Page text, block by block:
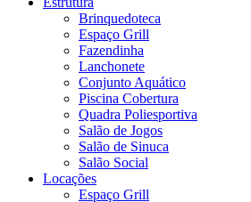
Brinquedoteca
Espaço Grill
Fazendinha
Lanchonete
Conjunto Aquático
Piscina Cobertura
Quadra Poliesportiva
Salão de Jogos
Salão de Sinuca
Salão Social
Locações
Espaço Grill